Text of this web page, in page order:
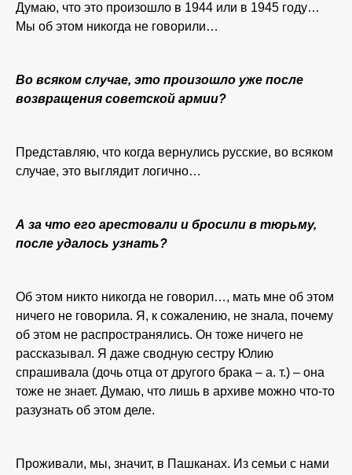
Думаю, что это произошло в 1944 или в 1945 году…
Мы об этом никогда не говорили…
Во всяком случае, это произошло уже после
возвращения советской армии?
Представляю, что когда вернулись русские, во всяком
случае, это выглядит логично…
А за что его арестовали и бросили в тюрьму,
после удалось узнать?
Об этом никто никогда не говорил…, мать мне об этом
ничего не говорила. Я, к сожалению, не знала, почему
об этом не распространялись. Он тоже ничего не
рассказывал. Я даже сводную сестру Юлию
спрашивала (дочь отца от другого брака – а. т.) – она
тоже не знает. Думаю, что лишь в архиве можно что-то
разузнать об этом деле.
Проживали, мы, значит, в Пашканах. Из семьи с нами